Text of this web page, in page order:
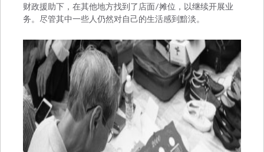
财政援助下，在其他地方找到了店面/摊位，以继续开展业
务。尽管其中一些人仍然对自己的生活感到黯淡。